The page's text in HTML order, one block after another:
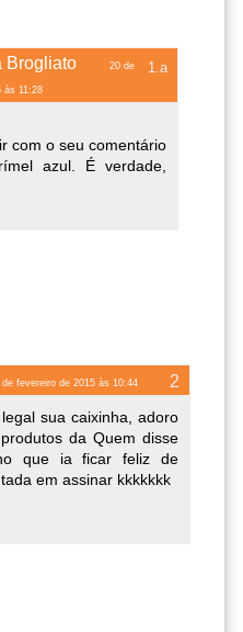
Brogliato 20 de
às 11:28
com o seu comentário
azul. É verdade,
de fevereiro de 2015 às 10:44
sua caixinha, adoro
da Quem disse
que ia ficar feliz de
em assinar kkkkkkk